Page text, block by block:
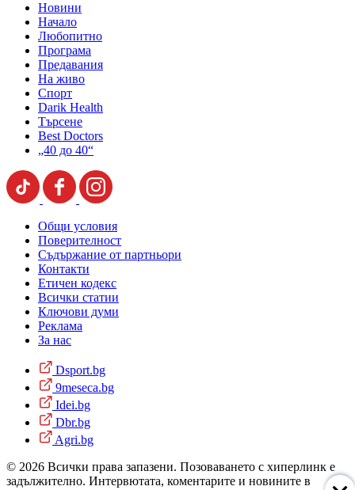
Новини
Начало
Любопитно
Програма
Предавания
На живо
Спорт
Darik Health
Търсене
Best Doctors
„40 до 40“
Общи условия
Поверителност
Съдържание от партньори
Контакти
Етичен кодекс
Всички статии
Ключови думи
Реклама
За нас
Dsport.bg
9meseca.bg
Idei.bg
Dbr.bg
Agri.bg
© 2026 Всички права запазени. Позоваването с хиперлинк е
задължително. Интервютата, коментарите и новините в